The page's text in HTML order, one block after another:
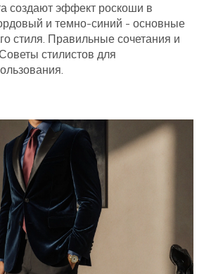
создают эффект роскоши в
и темно-синий - основные
стиля. Правильные сочетания и
стилистов для